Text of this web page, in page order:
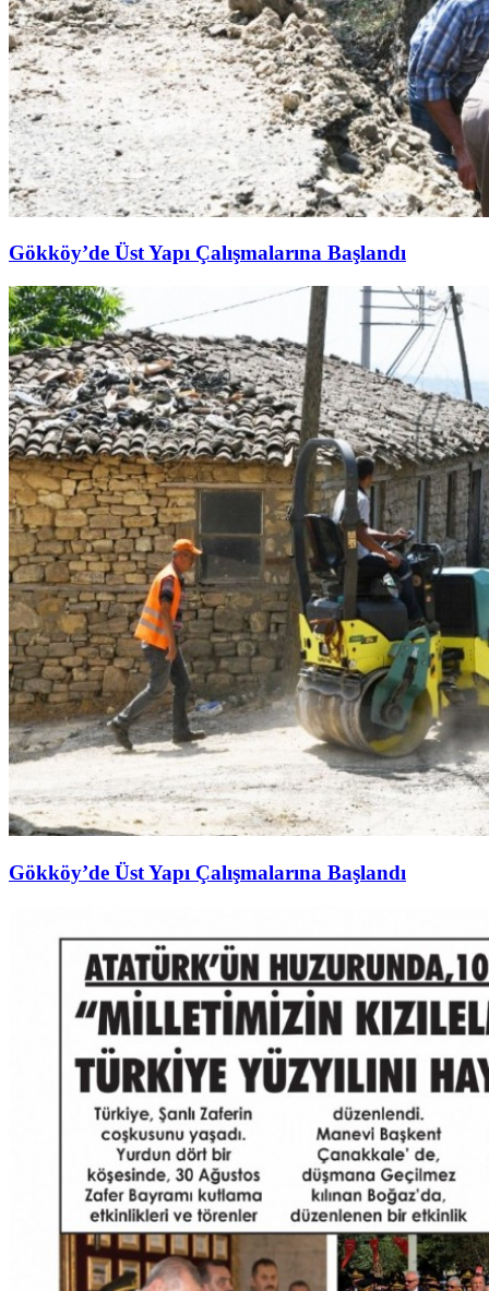
Gökköy’de Üst Yapı Çalışmalarına Başlandı
Gökköy’de Üst Yapı Çalışmalarına Başlandı